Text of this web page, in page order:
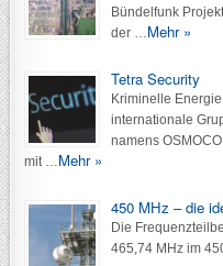
Bündelfunk
der … Mehr »
Tetra Security
Kriminelle
internationale
namens
mit … Mehr »
450 MHz – die
Die
465,74 MHz im